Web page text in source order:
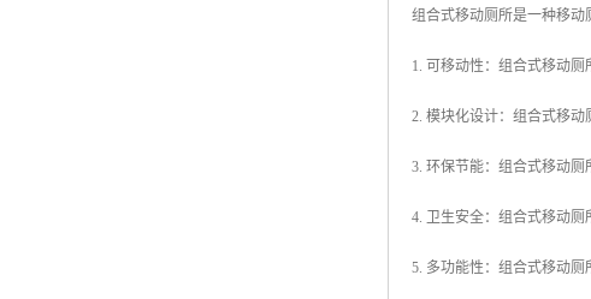
组合式移动厕所是一种移动
1. 可移动性：组合式移动
2. 模块化设计：组合式移
3. 环保节能：组合式移动厕
4. 卫生安全：组合式移动厕
5. 多功能性：组合式移动厕